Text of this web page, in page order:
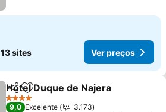
13 sites Ver preços
PartilharAdicionar aos favoritos
Hotel Duque de Najera
4 Estrelas
9,0 Excelente
3.173